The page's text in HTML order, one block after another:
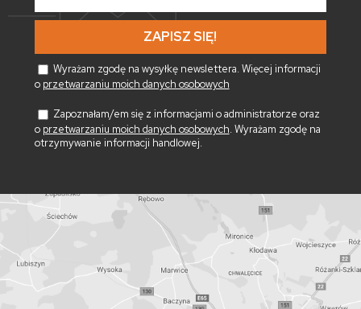
*
Wyrażam zgodę na wysyłkę newslettera. Więcej informacji
o przetwarzaniu moich danych osobowych
Zapoznałam/em się z informacjami o administratorze oraz
o przetwarzaniu moich danych osobowych. Wyrażam zgodę na
otrzymywanie informacji handlowej.